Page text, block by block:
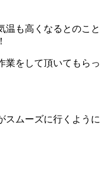
温も高くなるとのこと
業をして頂いてもらっ
スムーズに行くように